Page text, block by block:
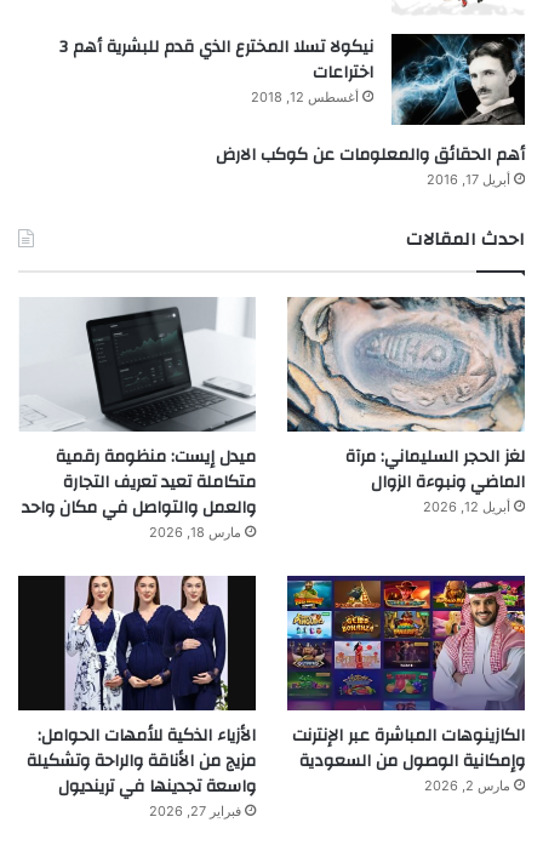
نيكولا تسلا المخترع الذي قدم للبشرية أهم 3
اختراعات
أغسطس 12, 2018
أهم الحقائق والمعلومات عن كوكب الارض
أبريل 17, 2016
احدث المقالات
لغز الحجر السليماني: مرآة
الماضي ونبوءة الزوال
أبريل 12, 2026
ميدل إيست: منظومة رقمية
متكاملة تعيد تعريف التجارة
والعمل والتواصل في مكان واحد
مارس 18, 2026
الكازينوهات المباشرة عبر الإنترنت
وإمكانية الوصول من السعودية
مارس 2, 2026
الأزياء الذكية للأمهات الحوامل:
مزيج من الأناقة والراحة وتشكيلة
واسعة تجدينها في ترينديول
فبراير 27, 2026